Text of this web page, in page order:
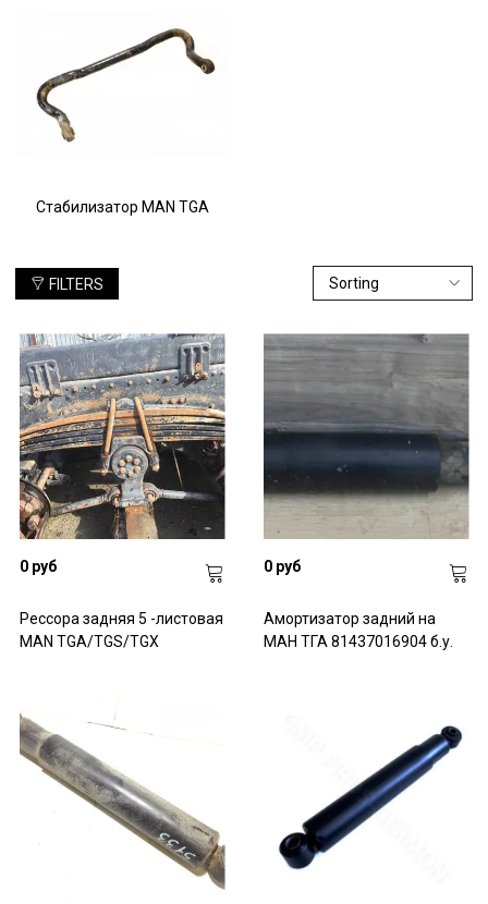
стабилизаторов задних. Мы сотрудничаем только с
надежными производителями! Для всех запасных частей
характерны ровные сварные швы и идеально точная подгонка
компонентов. Каждая деталь рассчитана на длительный срок
работы без технического обслуживания и ремонта.
Несколько причин покупать рессоры и пневмоподушки в «ZAP-
частные лица, так и предприятия. Быть клиентом компании
Заказчикам гарантирована оперативная доставка товаров во
все регионы страны.
сертифицированная продукция, отличающаяся высоким
уровнем надежности и безопасности. Гарантия производителя
распространяется на каждую полурессору и стойку задней
подвески. Предусмотрена замена не подошедших по
характеристикам деталей на соответствующие заданным
требованиям.
Стабилизатор MAN TGA
FILTERS
0 руб
Рессора задняя 5 -листовая
MAN TGA/TGS/TGX
0 руб
Амортизатор задний на
МАН ТГА 81437016904 б.у.